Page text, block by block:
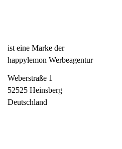
ist eine Marke der
happylemon Werbeagentur
Weberstraße 1
52525 Heinsberg
Deutschland